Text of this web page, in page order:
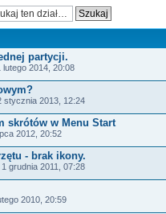
partycji.
lutego 2014, 20:08
stycznia 2013, 12:24
skrótów w Menu Start
2012, 20:52
- brak ikony.
grudnia 2011, 07:28
2010, 20:59